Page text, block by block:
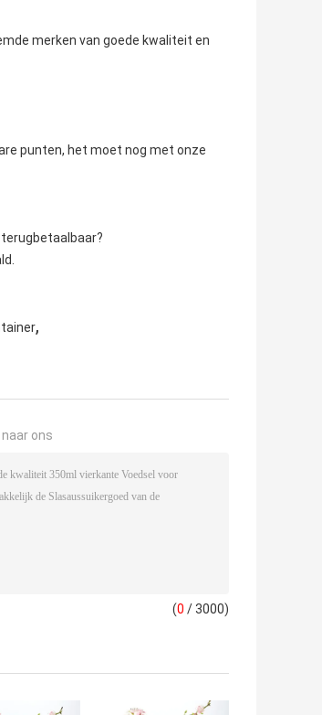
merken van goede kwaliteit en
punten, het moet nog met onze
,
ons
(0 / 3000)